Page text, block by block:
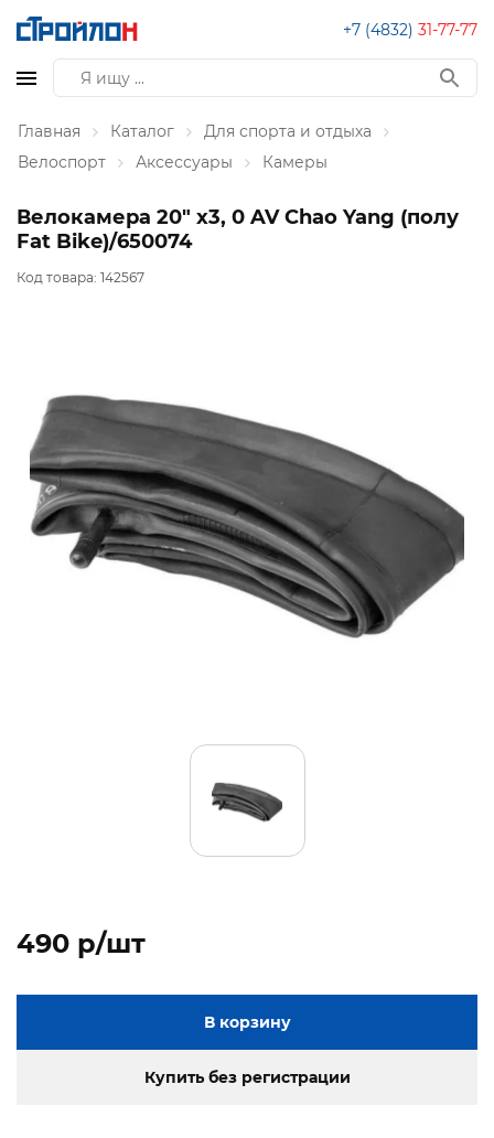
+7 (4832) 31-77-77
Главная Каталог
Для спорта и отдыха
Велоспорт
Аксессуары Камеры
Велокамера 20" х3, 0 AV Chao Yang (полу
Fat Bike)/650074
Код товара: 142567
490 p/шт
В корзину
Купить без регистрации